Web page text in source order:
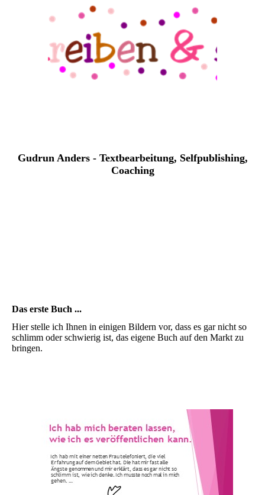
Gudrun Anders - Textbearbeitung, Selfpublishing,
Coaching
Das erste Buch ...
Hier stelle ich Ihnen in einigen Bildern vor, dass es gar nicht so
schlimm oder schwierig ist, das eigene Buch auf den Markt zu
bringen.